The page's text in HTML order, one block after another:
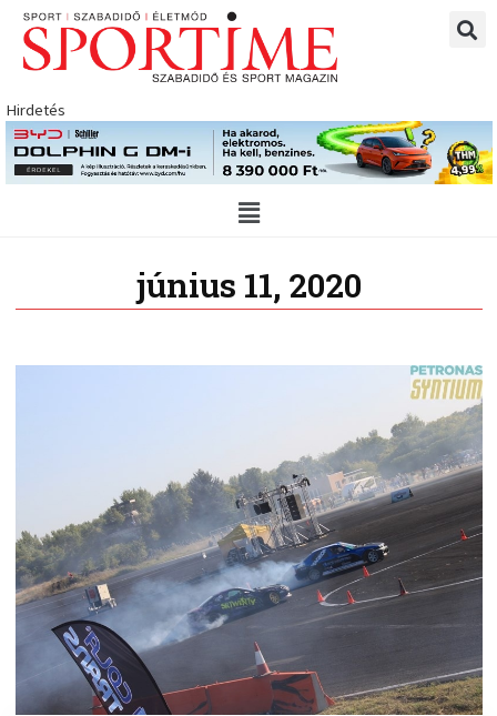
Skip
content
Hirdetés
Main
Menu
június 11, 2020